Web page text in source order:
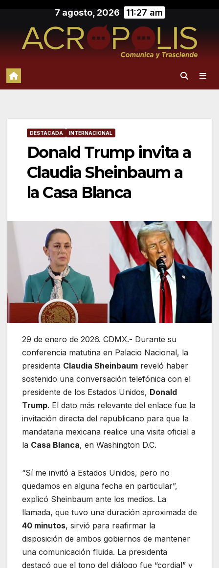
contenido
7 agosto, 2026 11:27 am
DESTACADA INTERNACIONAL
Donald Trump invita a
Claudia Sheinbaum a
la Casa Blanca
29 de enero de 2026. CDMX.- Durante su
conferencia matutina en Palacio Nacional, la
presidenta Claudia Sheinbaum reveló haber
sostenido una conversación telefónica con el
presidente de los Estados Unidos, Donald
Trump. El dato más relevante del enlace fue la
invitación directa del republicano para que la
mandataria mexicana realice una visita oficial a
la Casa Blanca, en Washington D.C.
“Sí me invitó a Estados Unidos, pero no
quedamos en alguna fecha en particular”,
explicó Sheinbaum ante los medios. La
llamada, que tuvo una duración aproximada de
40 minutos, sirvió para reafirmar la
disposición de ambos gobiernos de mantener
una comunicación fluida. La presidenta
destacó que el tono del diálogo fue “cordial” y